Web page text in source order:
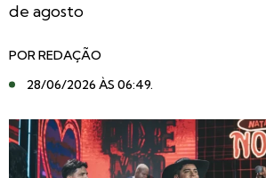
de agosto
PORREDAÇÃO
28/06/2026 ÀS 06:49.